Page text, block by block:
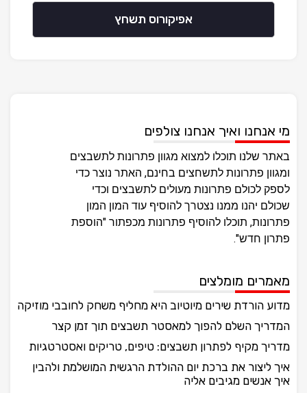
אפיקורוס תשחץ
מי אנחנו ואיך אנחנו צולפים
באתר שלנו תוכלו למצוא מגוון פתרונות לתשבצים
ומגוון פתרונות לתשחצים בחינם, האתר נוצר כדי
לספק לכולם פתרונות מעולים לתשבצים וכדי
שכולם יהנו ממנו נצטרך להוסיף עוד המון המון
פתרונות, תוכלו להוסיף פתרונות מכפתור "הוספת
פתרון חדש".
מאמרים מומלצים
מדוע הורדת שירים מיוטיוב היא מחליף משחק לחובבי מוזיקה
המדריך השלם להפוך למאסטר תשבצים תוך זמן קצר
מדריך מקיף לפתרון תשבצים: טיפים, טריקים ואסטרטגיות
איך ליצור את ברכת יום ההולדת הרגשית המושלמת ולהבין
איך אנשים מגיבים אליה